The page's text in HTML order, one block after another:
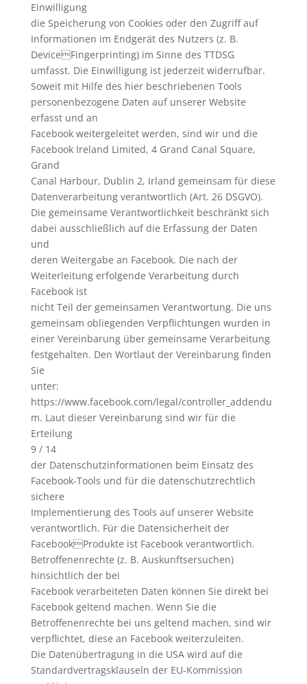
Einwilligung
die Speicherung von Cookies oder den Zugriff auf
Informationen im Endgerät des Nutzers (z. B.
DeviceFingerprinting) im Sinne des TTDSG
umfasst. Die Einwilligung ist jederzeit widerrufbar.
Soweit mit Hilfe des hier beschriebenen Tools
personenbezogene Daten auf unserer Website
erfasst und an
Facebook weitergeleitet werden, sind wir und die
Facebook Ireland Limited, 4 Grand Canal Square,
Grand
Canal Harbour, Dublin 2, Irland gemeinsam für diese
Datenverarbeitung verantwortlich (Art. 26 DSGVO).
Die gemeinsame Verantwortlichkeit beschränkt sich
dabei ausschließlich auf die Erfassung der Daten
und
deren Weitergabe an Facebook. Die nach der
Weiterleitung erfolgende Verarbeitung durch
Facebook ist
nicht Teil der gemeinsamen Verantwortung. Die uns
gemeinsam obliegenden Verpflichtungen wurden in
einer Vereinbarung über gemeinsame Verarbeitung
festgehalten. Den Wortlaut der Vereinbarung finden
Sie
unter:
https://www.facebook.com/legal/controller_addendu
m. Laut dieser Vereinbarung sind wir für die
Erteilung
9 / 14
der Datenschutzinformationen beim Einsatz des
Facebook-Tools und für die datenschutzrechtlich
sichere
Implementierung des Tools auf unserer Website
verantwortlich. Für die Datensicherheit der
FacebookProdukte ist Facebook verantwortlich.
Betroffenenrechte (z. B. Auskunftsersuchen)
hinsichtlich der bei
Facebook verarbeiteten Daten können Sie direkt bei
Facebook geltend machen. Wenn Sie die
Betroffenenrechte bei uns geltend machen, sind wir
verpflichtet, diese an Facebook weiterzuleiten.
Die Datenübertragung in die USA wird auf die
Standardvertragsklauseln der EU-Kommission